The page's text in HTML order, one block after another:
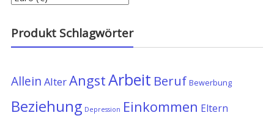
Produkt Schlagwörter
Allein AlterAngstArbeit Beruf Bewerbung
Beziehung Depression Einkommen Eltern